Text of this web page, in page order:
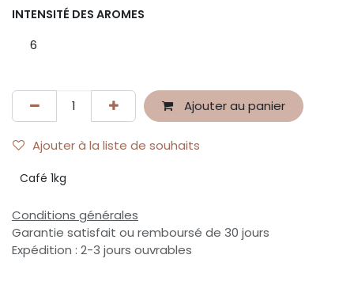
INTENSITÉ DES AROMES
6
Ajouter au panier
Ajouter à la liste de souhaits
Café 1kg
Conditions générales
Garantie satisfait ou remboursé de 30 jours
Expédition : 2-3 jours ouvrables